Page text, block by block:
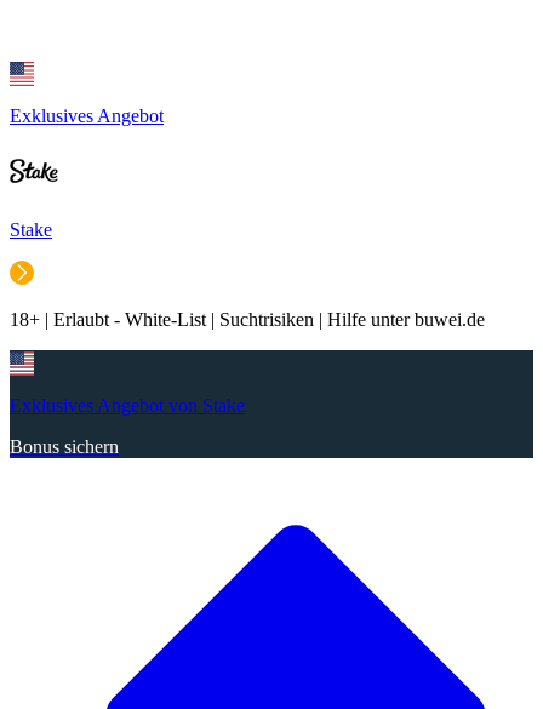
Exklusives Angebot
Stake
18+ | Erlaubt - White-List | Suchtrisiken | Hilfe unter buwei.de
Exklusives Angebot von Stake
Bonus sichern